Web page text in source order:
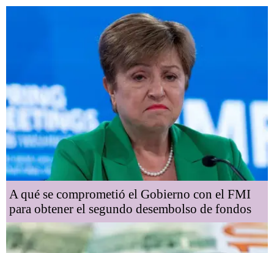
A qué se comprometió el Gobierno con el FMI
para obtener el segundo desembolso de fondos